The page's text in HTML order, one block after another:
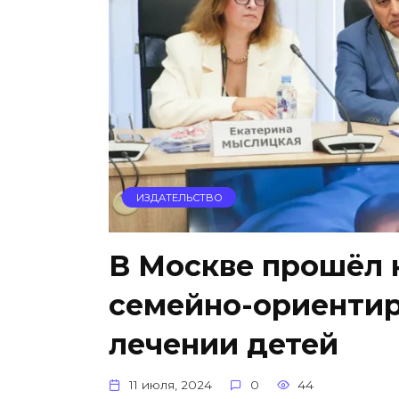
ИЗДАТЕЛЬСТВО
В Москве прошёл
семейно-
лечении детей
11 июля, 2024 0 44